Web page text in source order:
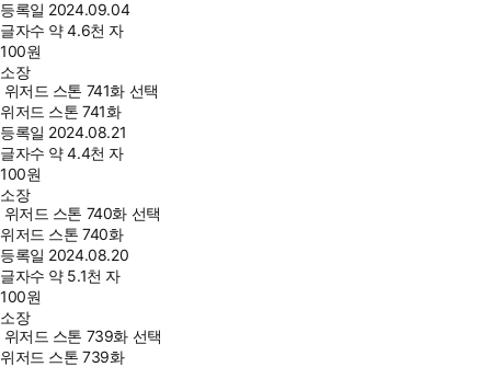
등록일 2024.09.04
글자수 약 4.6천 자
100원
소장
위저드 스톤 741화 선택
위저드 스톤 741화
등록일 2024.08.21
글자수 약 4.4천 자
100원
소장
위저드 스톤 740화 선택
위저드 스톤 740화
등록일 2024.08.20
글자수 약 5.1천 자
100원
소장
위저드 스톤 739화 선택
위저드 스톤 739화